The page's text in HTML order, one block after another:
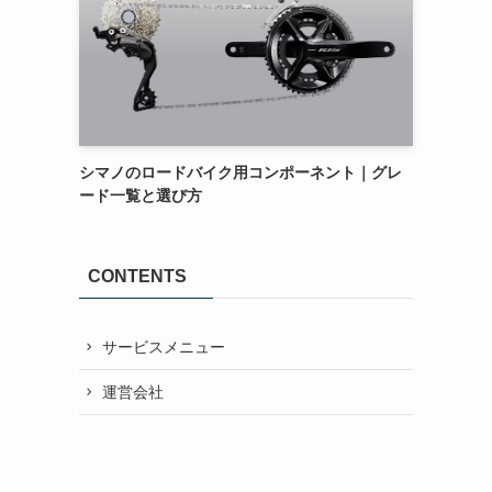
シマノのロードバイク用コンポーネント｜グレ
ード一覧と選び方
CONTENTS
サービスメニュー
運営会社